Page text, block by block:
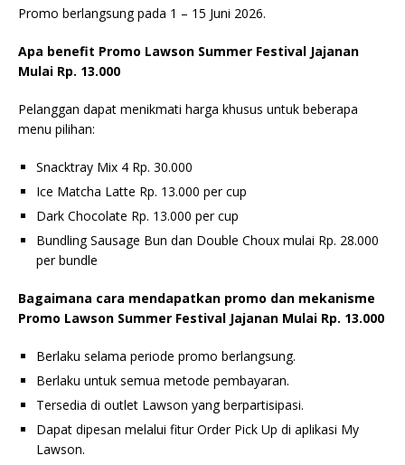
Promo berlangsung pada 1 – 15 Juni 2026.
Apa benefit Promo Lawson Summer Festival Jajanan
Mulai Rp. 13.000
Pelanggan dapat menikmati harga khusus untuk beberapa
menu pilihan:
Snacktray Mix 4 Rp. 30.000
Ice Matcha Latte Rp. 13.000 per cup
Dark Chocolate Rp. 13.000 per cup
Bundling Sausage Bun dan Double Choux mulai Rp. 28.000
per bundle
Bagaimana cara mendapatkan promo dan mekanisme
Promo Lawson Summer Festival Jajanan Mulai Rp. 13.000
Berlaku selama periode promo berlangsung.
Berlaku untuk semua metode pembayaran.
Tersedia di outlet Lawson yang berpartisipasi.
Dapat dipesan melalui fitur Order Pick Up di aplikasi My
Lawson.